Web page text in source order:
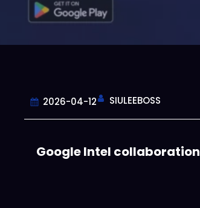
2026-04-12 SIULEEBOSS
Google Intel collaboration